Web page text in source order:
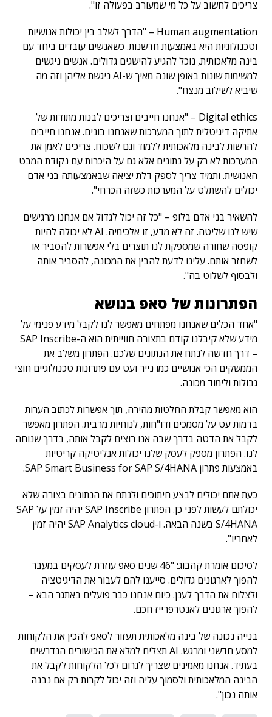
צריכים לחשוב על כל מי שמעורב בפעולה זו".
Human augmentation – "הדרך לשלב בין יכולות אנושיות
וטכנולוגיות היא באמצעות חדשנות. כשאנשים עובדים ביחד עם
בינה מלאכותית, נוכל להגיע להישגים גדולים. אנשים ניגשים
למשימות שונות באופן שונה מאיך ש-AI ניגשת אליהן וזה מה
שיביא לשילוב מנצח".
Digital ethics – "אנחנו חייבים וצריכים לבנות מתודות של
אתיקה דיגיטלית לתוך המערכות שאנחנו בונים. אנחנו חייבים
להרשות לבינה מלאכותית ללמוד וגם לשכוח. צריכים לאמן את
המערכות לא רק על נתונים אלא גם על היכרות עם נקודת המבט
האנושית. ותמיד צריך לספק דלת יציאה שבאמצעותה בני אדם
יכולים להשתלט על המערכות כשזה הכרחי".
להשאיר בני אדם בלופ – "כל זה יכול לגדול אם אנחנו מרגישים
שיש לנו שליטה. זה לא מדע, זו אלכימיה. AI לא יכולה להיות
קופסה שחורה שמספקת לנו תוצרים בלי אפשרות להסביר או
לשחזר אותם. עלינו לדעת להבין את המכונה, להסביר אותה
ולבסוף לשלוט בה".
הפתרונות של סאפ בנושא
"אחד הכלים שאנחנו מפתחים מאפשר לנו לקבל מידע פנימי על
מידע שלא קיבלנו קודם בתצורה חווייתית הוא ה-SAP Inscribe
– דרך חדשה לנתח את הנתונים שלכם. הפתרון משלב את
הממשקים הכי אנושיים כמו נייר ועט עם פתרונות טכנולוגיים חוצי
גבולות ולימוד מכונה.
הוא מאפשר קבלת החלטות מהירה, תוך אפשרות לכתוב הערות
בדמות עט על מסמכים ודו"חות, לנוחיות מרבית. הפתרון מאפשר
לקבל את הדטה בדרך שבה אנו רוצים לקבל אותה, בדרך שנוחה
לנו. הפתרון מספק לעסק שלנו יכולות אנליטיקה קריטיות
באמצעות פתרון SAP Smart Business for SAP S/4HANA.
כעת אתם יכולים לבצע חיתוכים ולנתח את הנתונים בצורה שלא
יכולתם לעשות לפני כן. הפתרון SAP Inscribe יהיה זמין על SAP
S/4HANA בשנה הבאה. ו-SAP Analytics cloud יהיה זמין
לאחריו".
לסיכום אומרת קהבוג: "46 שנים סאפ עוזרת לעסקים במעבר
להפוך לארגונים גדולים. סייענו להם לעבור את הדיגיטציה
ולצלוח את הדרך לענן. כיום אנחנו כבר פועלים באתגר הבא –
להפוך ארגונים לאנטרפרייז חכם.
בנייה נכונה של בינה מלאכותית תעזור לסאפ להכין את הלקוחות
למסע חדשני ומרגש. AI תצליח למלא את הכישורים הנדרשים
בעתיד. אנחנו מאמינים שצריך לגרום לכל הלקוחות לקבל את
הבינה המלאכותית ולסמוך עליה וזה יכול לקרות רק אם נבנה
אותה נכון".